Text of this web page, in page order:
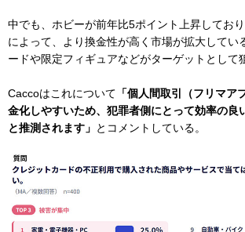
中でも、ホビーが前年比5ポイント上昇してお
によって、より換金性が高く市場が拡大してい
ードや限定フィギュアなどがターゲットとして
Caccoはこれについて 「個人間取引（フリマア
金化しやすいため、犯罪者側にとって効率の良
と推測されます」 とコメントしている。